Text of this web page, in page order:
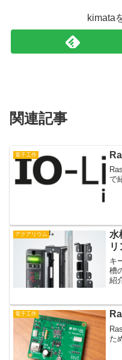
kimata
関連記事
電子工作
で
アクアリウム
水
リ
キ
槽
紹
電子工作
た